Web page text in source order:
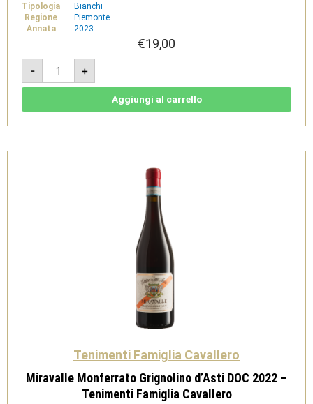
Tipologia
Bianchi
Regione
Piemonte
Annata
2023
€19,00
-
Eliseo
Moscato
Secco
VDT
Famiglia
+
Aggiungi al carrello
Tenimenti Famiglia Cavallero
Miravalle Monferrato Grignolino d’Asti DOC 2022 –
Tenimenti Famiglia Cavallero